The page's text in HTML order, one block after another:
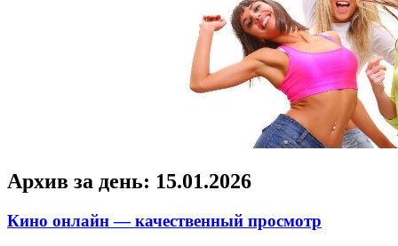
Архив за день: 15.01.2026
Кино онлайн — качественный просмотр